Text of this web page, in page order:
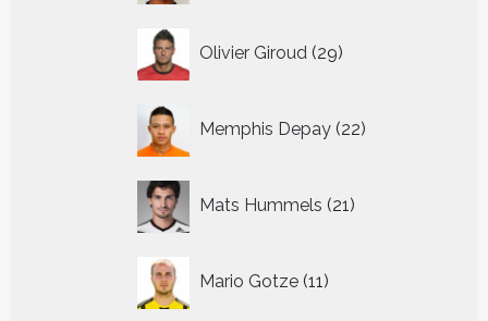
Olivier Giroud 29
producten
Memphis Depay 22
producten
Mats Hummels 21
producten
Mario Gotze 11
producten